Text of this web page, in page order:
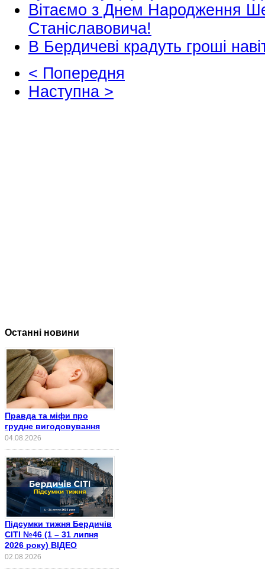
Вітаємо з Днем Народження
Станіславовича!
В Бердичеві крадуть гроші
< Попередня
Наступна >
Останні новини
Правда та міфи про
грудне вигодовування
04.08.2026
Підсумки тижня Бердичів
СІТІ №46 (1 – 31 липня
2026 року) ВІДЕО
02.08.2026